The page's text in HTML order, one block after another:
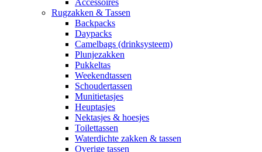
Rugzakken & Tassen
Backpacks
Daypacks
Camelbags (drinksysteem)
Plunjezakken
Pukkeltas
Weekendtassen
Schoudertassen
Munitietasjes
Heuptasjes
Nektasjes & hoesjes
Toilettassen
Waterdichte zakken & tassen
Overige tassen